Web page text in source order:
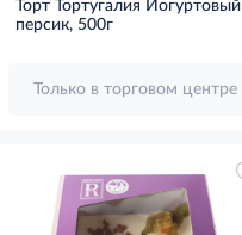
Торт Тортугалия Йогуртовый
персик, 500г
Только в торговом центре